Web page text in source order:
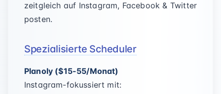
zeitgleich auf Instagram, Facebook & Twitter
posten.
Spezialisierte Scheduler
Planoly ($15-55/Monat)
Instagram-fokussiert mit: